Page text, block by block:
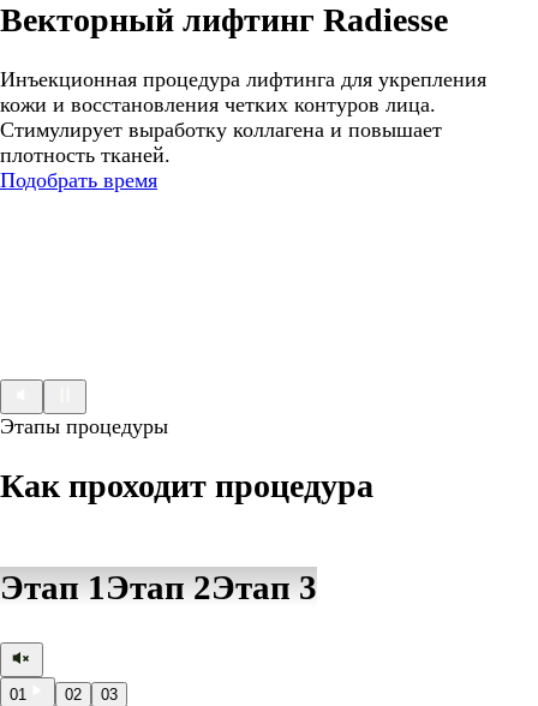
Векторный лифтинг Radiesse
Инъекционная процедура лифтинга для укрепления
кожи и восстановления четких контуров лица.
Стимулирует выработку коллагена и повышает
плотность тканей.
Подобрать время
Этапы процедуры
Как проходит процедура
Этап 1Этап 2Этап 3
01 02 03